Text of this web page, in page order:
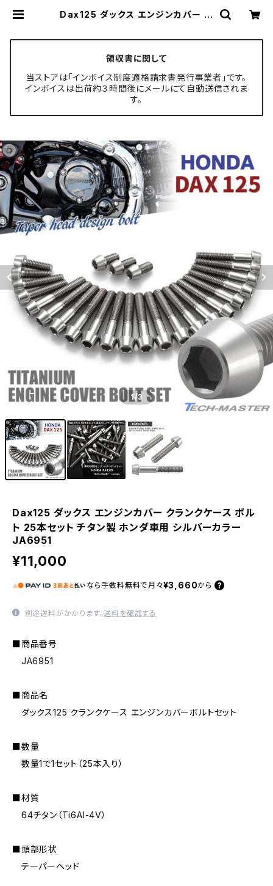
Dax125 ダックス エンジンカバー ク
6951 | TECH-MASTER ボルト専
門店
領収書に関して
当ストアは「インボイス制度適格請求書発行事業者」です。
インボイスは出荷約３時間後にメールにて自動送信されま
す。
1/3
Dax125 ダックス エンジンカバー クランクケース ボル
ト 25本セット チタン製 ホンダ車用 シルバーカラー
JA6951
¥11,000
なら 手数料無料で 月々¥3,660から
別途送料がかかります。送料を確認する
■商品番号
JA6951
■商品名
ダックス125 クランクケース エンジンカバーボルトセット
■数量
数量1で1セット（25本入り）
■材質
64チタン（Ti6AI-4V）
■頭部形状
テーパーヘッド